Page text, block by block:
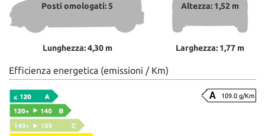
Posti omologati: 5
Lunghezza: 4,30 m
Altezza: 1,52 m
Larghezza: 1,77 m
Efficienza energetica (emissioni / Km)
109.0 g/Km